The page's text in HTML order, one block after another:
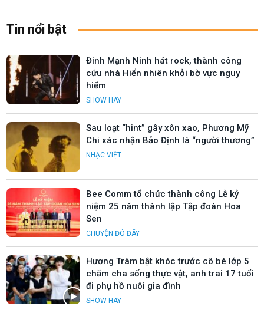
Tin nổi bật
Đinh Mạnh Ninh hát rock, thành công
cứu nhà Hiển nhiên khỏi bờ vực nguy
hiểm
SHOW HAY
Sau loạt “hint” gây xôn xao, Phương Mỹ
Chi xác nhận Bảo Định là “người thương”
NHẠC VIỆT
Bee Comm tổ chức thành công Lễ kỷ
niệm 25 năm thành lập Tập đoàn Hoa
Sen
CHUYỆN ĐÓ ĐÂY
Hương Tràm bật khóc trước cô bé lớp 5
chăm cha sống thực vật, anh trai 17 tuổi
đi phụ hồ nuôi gia đình
SHOW HAY